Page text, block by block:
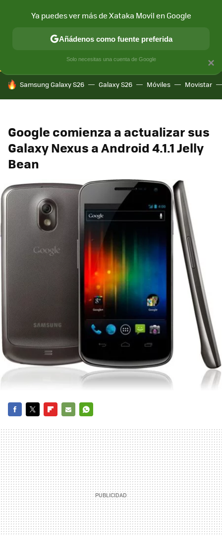
CONECTIVIDAD MÓVIL Y SOCIEDAD APLICACIONES
HOY SE HABLA DE
Samsung Galaxy S26 Galaxy S26 Móviles Movistar
Google comienza a actualizar sus
Galaxy Nexus a Android 4.1.1 Jelly
Bean
MAIL
×
Ya puedes ver más de Xataka Movil en Google
Añádenos como fuente preferida
Solo necesitas una cuenta de Google